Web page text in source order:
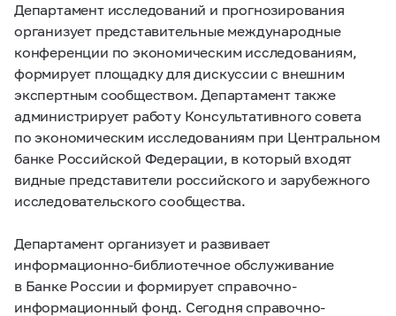
Департамент исследований и прогнозирования
организует представительные международные
конференции по экономическим исследованиям,
формирует площадку для дискуссии с внешним
экспертным сообществом. Департамент также
администрирует работу Консультативного совета
по экономическим исследованиям при Центральном
банке Российской Федерации, в который входят
видные представители российского и зарубежного
исследовательского сообщества.
Департамент организует и развивает
информационно-библиотечное обслуживание
в Банке России и формирует справочно-
информационный фонд. Сегодня справочно-